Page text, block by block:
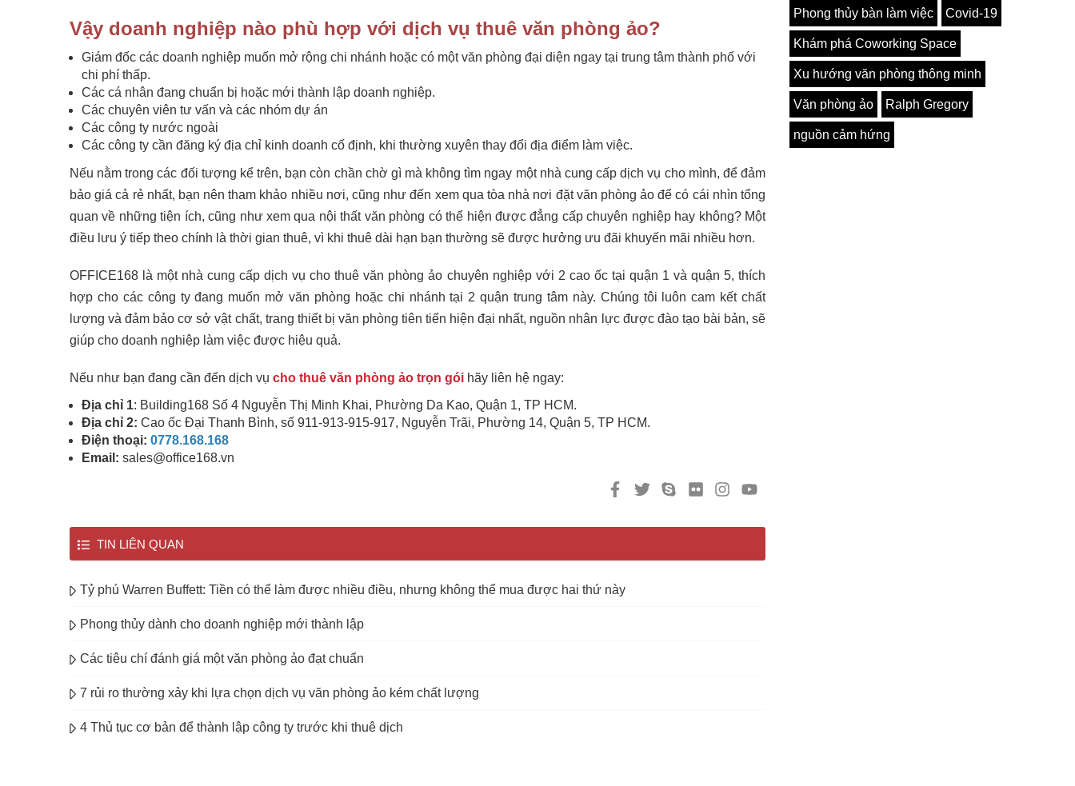
Vậy doanh nghiệp nào phù hợp với dịch vụ thuê văn phòng ảo?
Giám đốc các doanh nghiệp muốn mở rộng chi nhánh hoặc có một văn phòng đại diện ngay tại trung tâm thành phố với
chi phí thấp.
Các cá nhân đang chuẩn bị hoặc mới thành lập doanh nghiệp.
Các chuyên viên tư vấn và các nhóm dự án
Các công ty nước ngoài
Các công ty cần đăng ký địa chỉ kinh doanh cố định, khi thường xuyên thay đổi địa điểm làm việc.
Nếu nằm trong các đối tượng kể trên, bạn còn chần chờ gì mà không tìm ngay một nhà cung cấp dịch vụ cho mình, để đảm
bảo giá cả rẻ nhất, bạn nên tham khảo nhiều nơi, cũng như đến xem qua tòa nhà nơi đặt văn phòng ảo để có cái nhìn tổng
quan về những tiện ích, cũng như xem qua nội thất văn phòng có thể hiện được đẳng cấp chuyên nghiệp hay không? Một
điều lưu ý tiếp theo chính là thời gian thuê, vì khi thuê dài hạn bạn thường sẽ được hưởng ưu đãi khuyến mãi nhiều hơn.
OFFICE168 là một nhà cung cấp dịch vụ cho thuê văn phòng ảo chuyên nghiệp với 2 cao ốc tại quận 1 và quận 5, thích
hợp cho các công ty đang muốn mở văn phòng hoặc chi nhánh tại 2 quận trung tâm này. Chúng tôi luôn cam kết chất
lượng và đảm bảo cơ sở vật chất, trang thiết bị văn phòng tiên tiến hiện đại nhất, nguồn nhân lực được đào tạo bài bản, sẽ
giúp cho doanh nghiệp làm việc được hiệu quả.
Nếu như bạn đang cần đến dịch vụ cho thuê văn phòng ảo trọn gói hãy liên hệ ngay:
Địa chỉ 1: Building168 Số 4 Nguyễn Thị Minh Khai, Phường Da Kao, Quận 1, TP HCM.
Địa chỉ 2: Cao ốc Đại Thanh Bình, số 911-913-915-917, Nguyễn Trãi, Phường 14, Quận 5, TP HCM.
Điện thoại: 0778.168.168
Email: sales@office168.vn
TIN LIÊN QUAN
Tỷ phú Warren Buffett: Tiền có thể làm được nhiều điều, nhưng không thể mua được hai thứ này
Phong thủy dành cho doanh nghiệp mới thành lập
Các tiêu chí đánh giá một văn phòng ảo đạt chuẩn
7 rủi ro thường xảy khi lựa chọn dịch vụ văn phòng ảo kém chất lượng
4 Thủ tục cơ bản để thành lập công ty trước khi thuê dịch
Phong thủy bàn làm việc Covid-19
Khám phá Coworking Space
Xu hướng văn phòng thông minh
Văn phòng ảo Ralph Gregory
nguồn cảm hứng